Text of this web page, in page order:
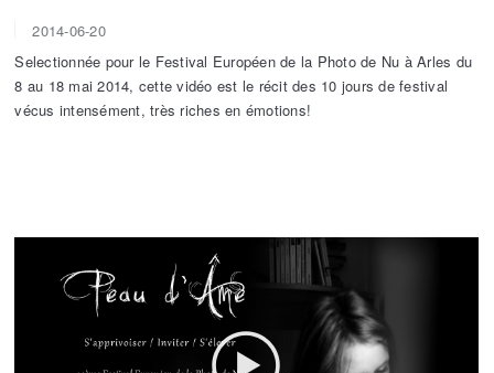
2014-06-20
Selectionnée pour le Festival Européen de la Photo de Nu à Arles du
8 au 18 mai 2014, cette vidéo est le récit des 10 jours de festival
vécus intensément, très riches en émotions!